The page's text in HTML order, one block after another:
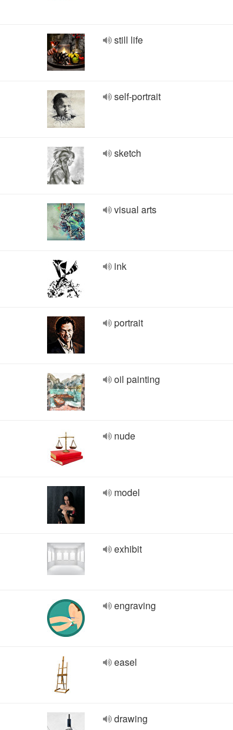
still life
self-portrait
sketch
visual arts
ink
portrait
oil painting
nude
model
exhibit
engraving
easel
drawing